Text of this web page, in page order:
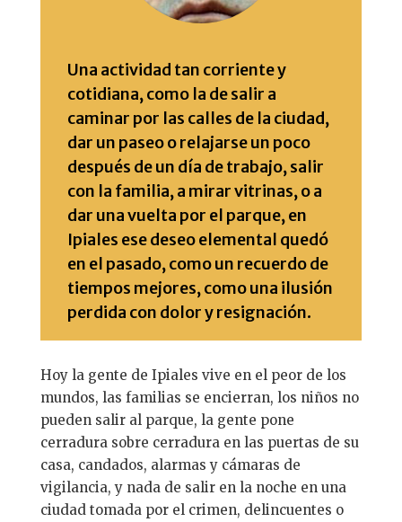
Una actividad tan corriente y
cotidiana, como la de salir a
caminar por las calles de la ciudad,
dar un paseo o relajarse un poco
después de un día de trabajo, salir
con la familia, a mirar vitrinas, o a
dar una vuelta por el parque, en
Ipiales ese deseo elemental quedó
en el pasado, como un recuerdo de
tiempos mejores, como una ilusión
perdida con dolor y resignación.
Hoy la gente de Ipiales vive en el peor de los
mundos, las familias se encierran, los niños no
pueden salir al parque, la gente pone
cerradura sobre cerradura en las puertas de su
casa, candados, alarmas y cámaras de
vigilancia, y nada de salir en la noche en una
ciudad tomada por el crimen, delincuentes o